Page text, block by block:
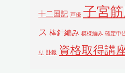
十二国記 声優 子宮
ス 棒針編み 模様編み 確定申
り 訃報 資格取得講